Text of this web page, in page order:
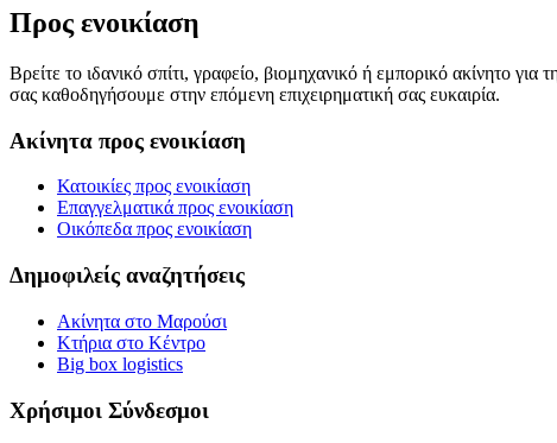
Προς ενοικίαση
Βρείτε το ιδανικό σπίτι, γραφείο, βιομηχανικό ή εμπορικό ακίνητο
σας καθοδηγήσουμε στην επόμενη επιχειρηματική σας ευκαιρία.
Ακίνητα προς ενοικίαση
Κατοικίες προς ενοικίαση
Επαγγελματικά προς ενοικίαση
Οικόπεδα προς ενοικίαση
Δημοφιλείς αναζητήσεις
Ακίνητα στο Μαρούσι
Κτήρια στο Κέντρο
Big box logistics
Χρήσιμοι Σύνδεσμοι